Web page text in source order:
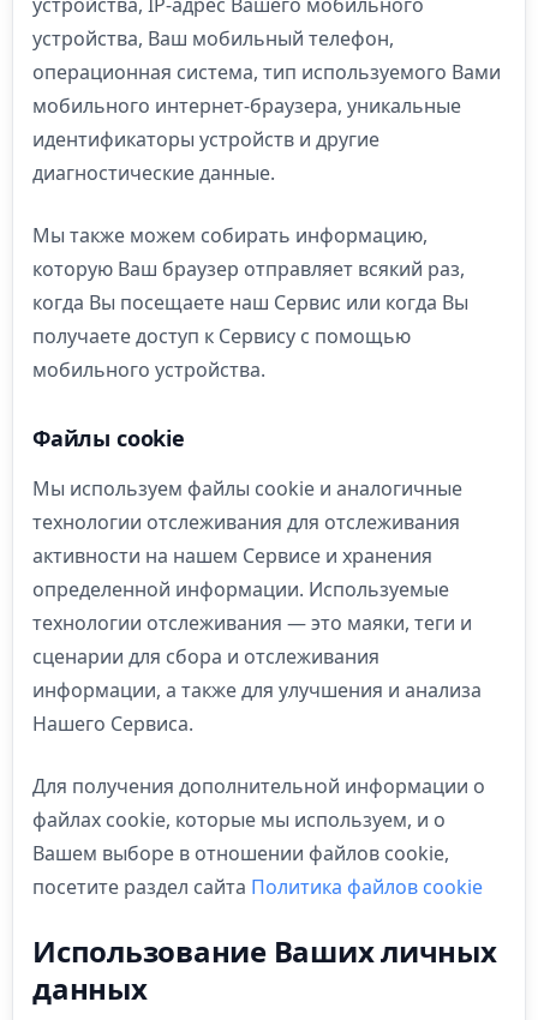
устройства, Ваш мобильный телефон,
операционная система, тип используемого Вами
мобильного интернет-браузера, уникальные
идентификаторы устройств и другие
диагностические данные.
Мы также можем собирать информацию,
которую Ваш браузер отправляет всякий раз,
когда Вы посещаете наш Сервис или когда Вы
получаете доступ к Сервису с помощью
мобильного устройства.
Файлы cookie
Мы используем файлы cookie и аналогичные
технологии отслеживания для отслеживания
активности на нашем Сервисе и хранения
определенной информации. Используемые
технологии отслеживания — это маяки, теги и
сценарии для сбора и отслеживания
информации, а также для улучшения и анализа
Нашего Сервиса.
Для получения дополнительной информации о
файлах cookie, которые мы используем, и о
Вашем выборе в отношении файлов cookie,
посетите раздел сайта Политика файлов cookie
Использование Ваших личных
данных